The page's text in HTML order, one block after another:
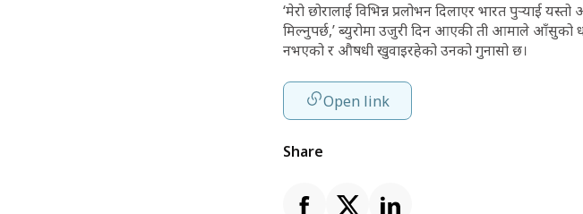
‘मेरो छोरालाई विभिन्न प्रलोभन दिलाएर भारत पुर्‍याई
मिल्नुपर्छ,’ ब्युरोमा उजुरी दिन आएकी ती आमाले आँसुको
नभएको र औषधी खुवाइरहेको उनको गुनासो छ।
Open link
Share